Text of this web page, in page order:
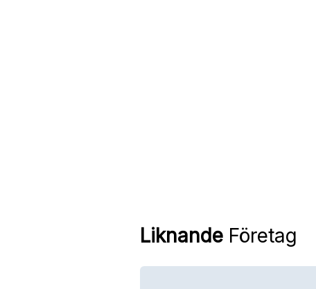
LiknandeFöretag